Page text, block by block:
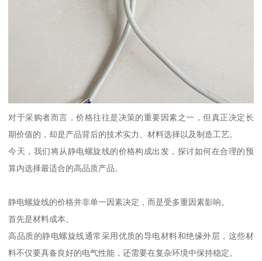
对于采购者而言，价格往往是决策的重要因素之一，但真正决定长
期价值的，却是产品背后的技术实力、材料选择以及制造工艺。
今天，我们将从静电螺旋线的价格构成出发，探讨如何在合理的预
算内选择最适合的高品质产品。
静电螺旋线的价格并非单一因素决定，而是受多重因素影响。
首先是材料成本。
高品质的静电螺旋线通常采用优质的导电材料和绝缘外层，这些材
料不仅要具备良好的电气性能，还需要在复杂环境中保持稳定。